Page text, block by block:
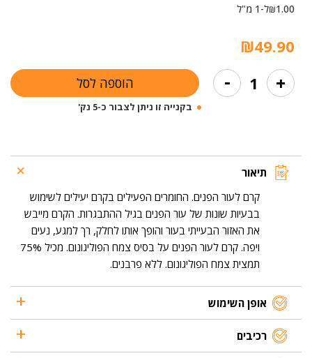
₪1.00 ל-1 מ"ל
₪49.90
+
של
- הוספה לסל
בקנייה זו ניתן לצבור כ-5 נק'
תיאור
קרם לעור הפנים. החומרים הפעילים בקרם יעילים לשימוש
בבעיות שונות של עור הפנים בגיל ההתבגרות. הקרם מייבש
את האזור הבעייתי בעור והופך אותו לחלק, רך למגע, נעים
ויפה. קרם לעור הפנים על בסיס צמח הפוליגונום. מכיל 75%
תמצית צמח הפוליגונום. ללא פרבנים.
אופן השימוש
רכיבים